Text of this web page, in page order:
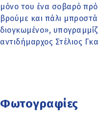
μόνο του ένα σοβαρό
βρούμε και πάλι
διογκωμένο»,
αντιδήμαρχος Στέλιος
Φωτογραφίες